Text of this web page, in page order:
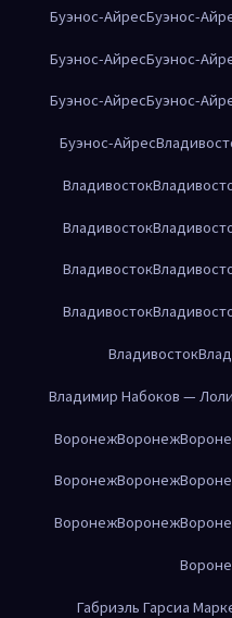
Буэнос-АйресБуэнос-
Буэнос-АйресБуэнос-
Буэнос-АйресБуэнос-
Буэнос-Айрес
Владивосток
Владивосток
Владивосток
Владивосток
Владивосток
Владимир Набоков —
ВоронежВоронеж
ВоронежВоронеж
ВоронежВоронеж
Габриэль Гарсиа